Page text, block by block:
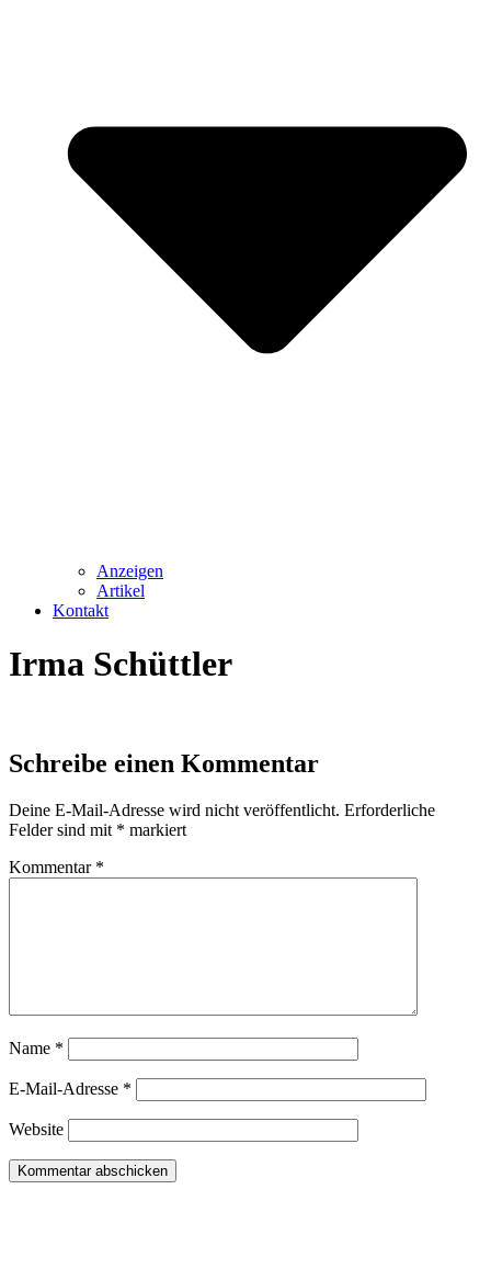
Anzeigen
Artikel
Kontakt
Irma Schüttler
Schreibe einen Kommentar
Deine E-Mail-Adresse wird nicht veröffentlicht. Erforderliche
Felder sind mit * markiert
Kommentar *
Name *
E-Mail-Adresse *
Website